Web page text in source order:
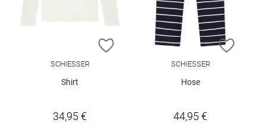
ZUR WUNSCHLISTE HINZUFÜGEN
SCHIESSER
Shirt
34,95 €
ZUR
SCHIESSER
Hose
44,95 €